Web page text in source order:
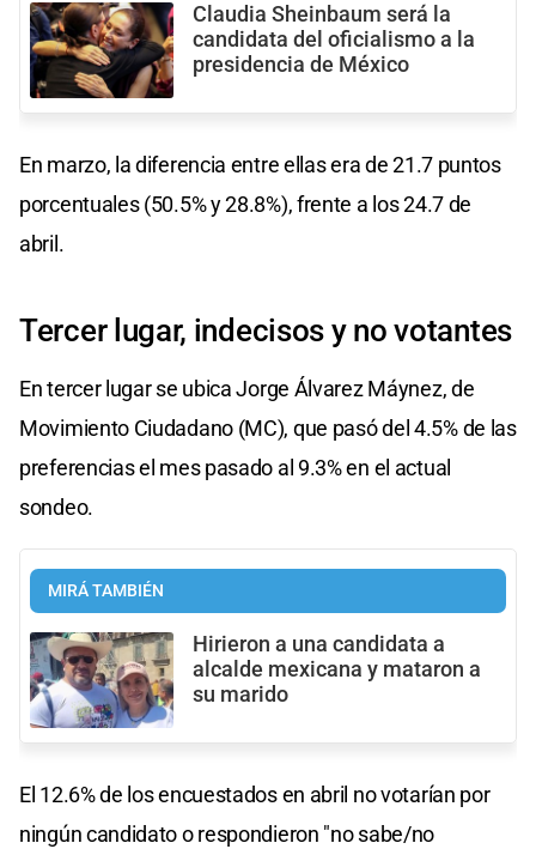
Claudia Sheinbaum será la
candidata del oficialismo a la
presidencia de México
En marzo, la diferencia entre ellas era de 21.7 puntos
porcentuales (50.5% y 28.8%), frente a los 24.7 de
abril.
Tercer lugar, indecisos y no votantes
En tercer lugar se ubica Jorge Álvarez Máynez, de
Movimiento Ciudadano (MC), que pasó del 4.5% de las
preferencias el mes pasado al 9.3% en el actual
sondeo.
MIRÁ TAMBIÉN
Hirieron a una candidata a
alcalde mexicana y mataron a
su marido
El 12.6% de los encuestados en abril no votarían por
ningún candidato o respondieron "no sabe/no